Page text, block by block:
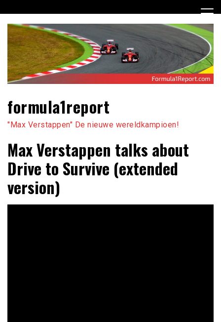
naar
inhoud
formula1report
"Max Verstappen" De nieuwe wereldkampioen!
Max Verstappen talks about
Drive to Survive (extended
version)